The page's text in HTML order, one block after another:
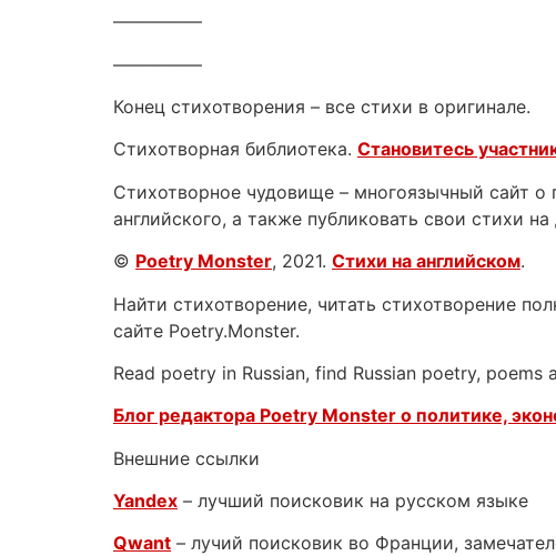
—————
—————
Конец стихотворения – все стихи в оригинале.
Стихотворная библиотека. Становитесь
Стихотворное чудовище – многоязычный сайт о
английского, а также публиковать свои стихи
© Poetry Monster, 2021. Стихи на английском.
Найти стихотворение, читать стихотворение
сайте Poetry.Monster.
Read poetry in Russian, find Russian poetry, poems
Блог редактора Poetry Monster о политике,
Внешние ссылки
Yandex – лучший поисковик на русском языке
Qwant – лучий поисковик во Франции,